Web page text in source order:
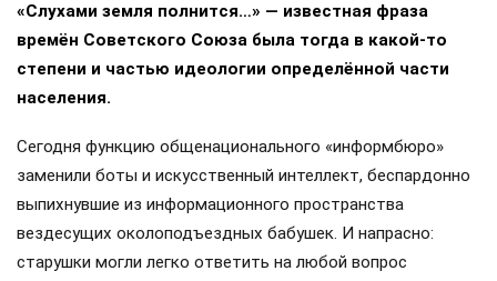
«Слухами земля полнится…» — известная фраза
времён Советского Союза была тогда в какой-то
степени и частью идеологии определённой части
населения.
Сегодня функцию общенационального «информбюро»
заменили боты и искусственный интеллект, беспардонно
выпихнувшие из информационного пространства
вездесущих околоподъездных бабушек. И напрасно:
старушки могли легко ответить на любой вопрос